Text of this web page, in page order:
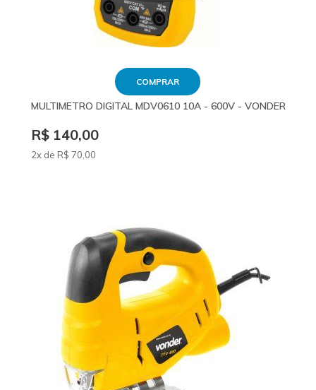
COMPRAR
MULTIMETRO DIGITAL MDV0610 10A - 600V - VONDER
R$ 140,00
2x de R$ 70 ,00